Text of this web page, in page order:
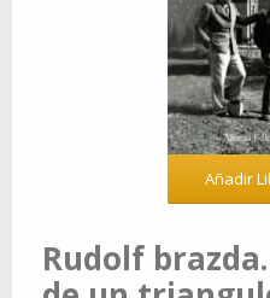
Añadir
Rudolf